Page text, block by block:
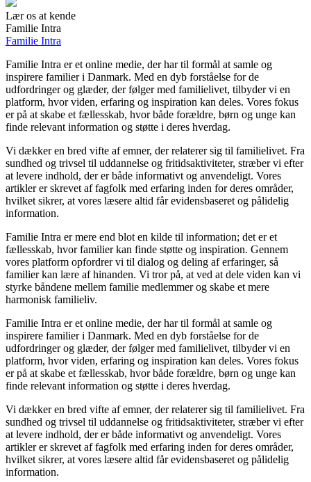
Lær os at kende
Familie Intra
Familie Intra
Familie Intra er et online medie, der har til formål at samle og
inspirere familier i Danmark. Med en dyb forståelse for de
udfordringer og glæder, der følger med familielivet, tilbyder vi en
platform, hvor viden, erfaring og inspiration kan deles. Vores fokus
er på at skabe et fællesskab, hvor både forældre, børn og unge kan
finde relevant information og støtte i deres hverdag.
Vi dækker en bred vifte af emner, der relaterer sig til familielivet. Fra
sundhed og trivsel til uddannelse og fritidsaktiviteter, stræber vi efter
at levere indhold, der er både informativt og anvendeligt. Vores
artikler er skrevet af fagfolk med erfaring inden for deres områder,
hvilket sikrer, at vores læsere altid får evidensbaseret og pålidelig
information.
Familie Intra er mere end blot en kilde til information; det er et
fællesskab, hvor familier kan finde støtte og inspiration. Gennem
vores platform opfordrer vi til dialog og deling af erfaringer, så
familier kan lære af hinanden. Vi tror på, at ved at dele viden kan vi
styrke båndene mellem familie medlemmer og skabe et mere
harmonisk familieliv.
Familie Intra er et online medie, der har til formål at samle og
inspirere familier i Danmark. Med en dyb forståelse for de
udfordringer og glæder, der følger med familielivet, tilbyder vi en
platform, hvor viden, erfaring og inspiration kan deles. Vores fokus
er på at skabe et fællesskab, hvor både forældre, børn og unge kan
finde relevant information og støtte i deres hverdag.
Vi dækker en bred vifte af emner, der relaterer sig til familielivet. Fra
sundhed og trivsel til uddannelse og fritidsaktiviteter, stræber vi efter
at levere indhold, der er både informativt og anvendeligt. Vores
artikler er skrevet af fagfolk med erfaring inden for deres områder,
hvilket sikrer, at vores læsere altid får evidensbaseret og pålidelig
information.